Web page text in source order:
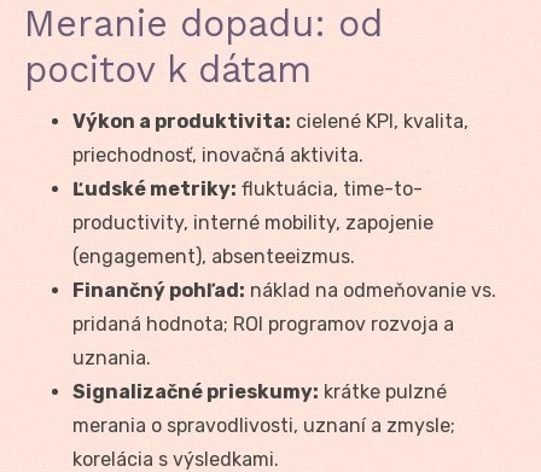
Meranie dopadu: od
pocitov k dátam
Výkon a produktivita: cielené KPI, kvalita,
priechodnosť, inovačná aktivita.
Ľudské metriky: fluktuácia, time-to-
productivity, interné mobility, zapojenie
(engagement), absenteeizmus.
Finančný pohľad: náklad na odmeňovanie vs.
pridaná hodnota; ROI programov rozvoja a
uznania.
Signalizačné prieskumy: krátke pulzné
merania o spravodlivosti, uznaní a zmysle;
korelácia s výsledkami.